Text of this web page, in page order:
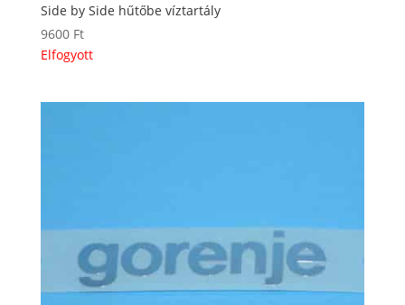
Side by Side hűtőbe víztartály
9600 Ft
Elfogyott